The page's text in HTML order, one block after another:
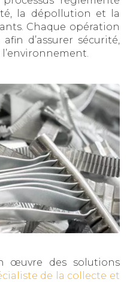
la dépollution et la
Chaque opération
d’assurer sécurité,
œuvre des solutions
de la collecte et